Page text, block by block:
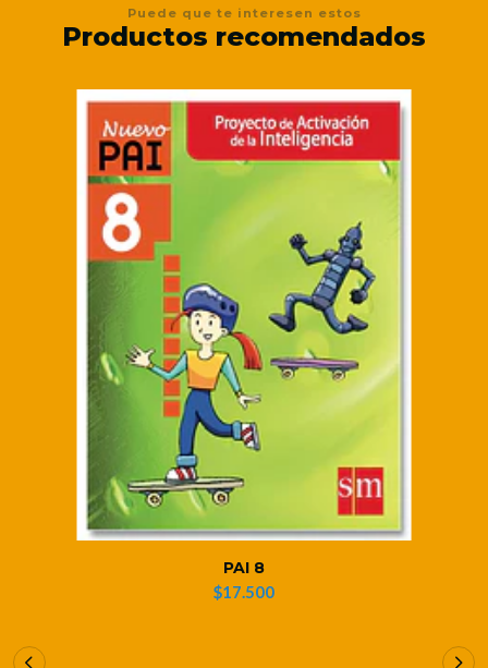
Puede que te interesen estos
Productos recomendados
PAI 8
$17.500